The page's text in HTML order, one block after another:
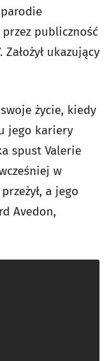
publiczność
ukazujący
życie, kiedy
jego kariery
spust Valerie
w
a jego
Avedon,